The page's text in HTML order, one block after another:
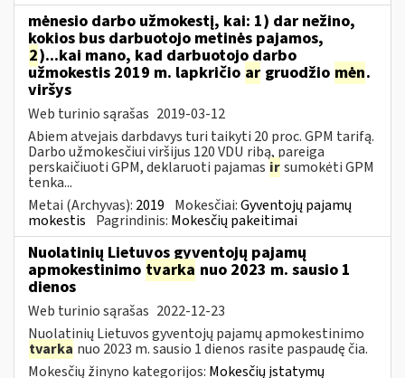
mėnesio darbo užmokestį, kai: 1) dar nežino,
kokios bus darbuotojo metinės pajamos,
2)...kai mano, kad darbuotojo darbo
užmokestis 2019 m. lapkričio ar gruodžio mėn.
viršys
Web turinio sąrašas 2019-03-12
Abiem atvejais darbdavys turi taikyti 20 proc. GPM tarifą.
Darbo užmokesčiui viršijus 120 VDU ribą, pareiga
perskaičiuoti GPM, deklaruoti pajamas irsumokėti GPM
tenka...
Metai (Archyvas): 2019 Mokesčiai:Gyventojų pajamų
mokestis Pagrindinis: Mokesčių pakeitimai
Nuolatinių Lietuvos gyventojų pajamų
apmokestinimo tvarka nuo 2023 m. sausio 1
dienos
Web turinio sąrašas 2022-12-23
Nuolatinių Lietuvos gyventojų pajamų apmokestinimo
tvarka nuo 2023 m. sausio 1 dienos rasite paspaudę čia.
Mokesčių žinyno kategorijos: Mokesčių įstatymų